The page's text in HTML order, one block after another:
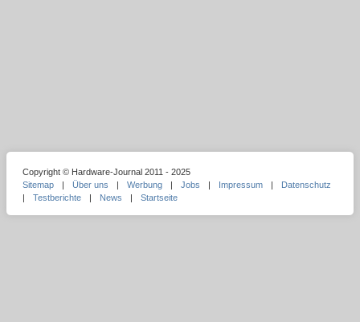
Copyright © Hardware-Journal 2011 - 2025
Sitemap
| Über uns | Werbung | Jobs | Impressum |
Datenschutz
|
Testberichte | News | Startseite